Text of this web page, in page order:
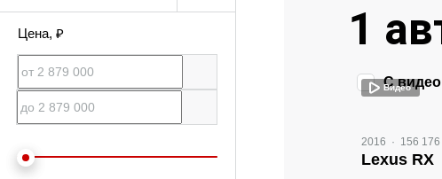
Цена, ₽ 1
С видео
Видео
2016 · 156 176
Lexus RX